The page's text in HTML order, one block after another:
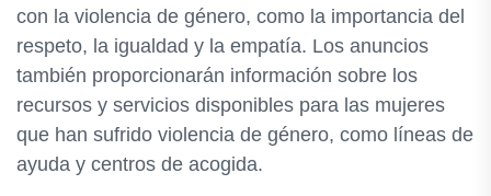
con la violencia de género, como la importancia del
respeto, la igualdad y la empatía. Los anuncios
también proporcionarán información sobre los
recursos y servicios disponibles para las mujeres
que han sufrido violencia de género, como líneas de
ayuda y centros de acogida.